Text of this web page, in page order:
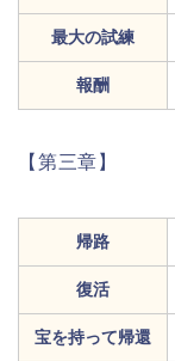
最大の試練
報酬
【第三章】
帰路
復活
宝を持って帰還